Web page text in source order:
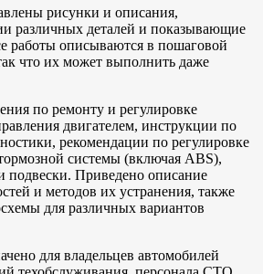
рисунки и описания,
различных деталей и показывающие
работы описываются в пошаговой
что их может выполнить даже
по ремонту и регулировке
двигателем, инструкции по
рекомендации по регулировке
системы (включая ABS),
подвески. Приведено описание
и методов их устранения, также
для различных вариантов
для владельцев автомобилей